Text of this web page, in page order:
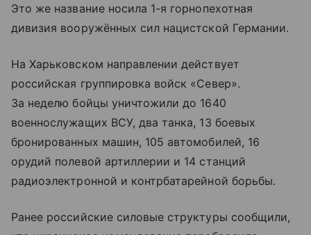
Это же название носила 1-я горнопехотная
дивизия вооружённых сил нацистской Германии.
На Харьковском направлении действует
российская группировка войск «Север».
За неделю бойцы уничтожили до 1640
военнослужащих ВСУ, два танка, 13 боевых
бронированных машин, 105 автомобилей, 16
орудий полевой артиллерии и 14 станций
радиоэлектронной и контрбатарейной борьбы.
Ранее российские силовые структуры сообщили,